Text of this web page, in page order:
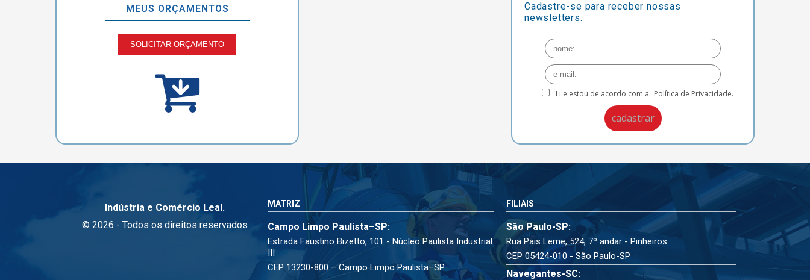
MEUS ORÇAMENTOS
SOLICITAR ORÇAMENTO
Cadastre-se para receber nossas
newsletters.
Li e estou de acordo com a Política de Privacidade.
Indústria e Comércio Leal.
© 2026 - Todos os direitos reservados
MATRIZ
Campo Limpo Paulista–SP:
Estrada Faustino Bizetto, 101 - Núcleo Paulista Industrial
III
CEP 13230-800 – Campo Limpo Paulista–SP
FILIAIS
São Paulo-SP:
Rua Pais Leme, 524, 7º andar - Pinheiros
CEP 05424-010 - São Paulo-SP
Navegantes-SC: